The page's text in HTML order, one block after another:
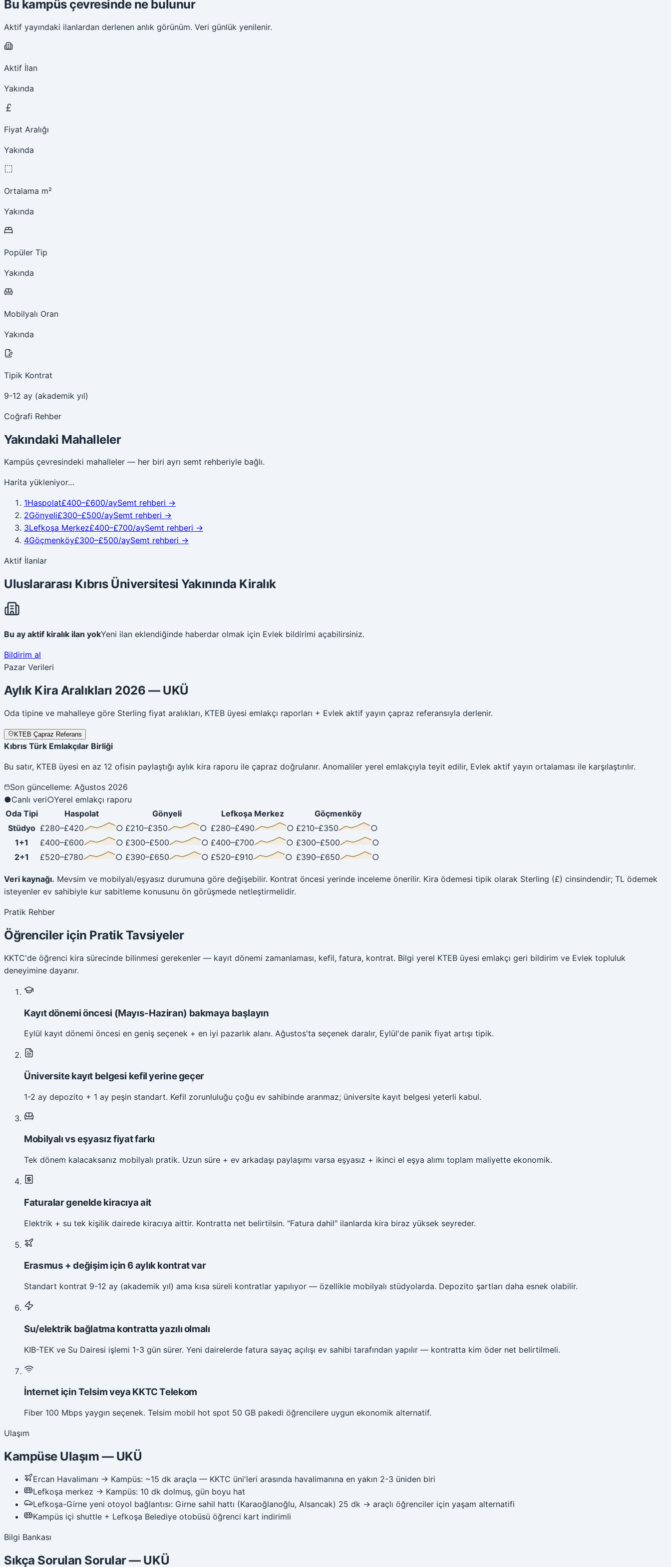
Bu kampüs çevresinde ne bulunur
Aktif yayındaki ilanlardan derlenen anlık görünüm. Veri günlük yenilenir.
Aktif İlan
Yakında
Fiyat Aralığı
Yakında
Ortalama m²
Yakında
Popüler Tip
Yakında
Mobilyalı Oran
Yakında
Tipik Kontrat
9-12 ay (akademik yıl)
Coğrafi Rehber
Yakındaki Mahalleler
Kampüs çevresindeki mahalleler — her biri ayrı semt rehberiyle bağlı.
Harita yükleniyor…
1Haspolat£400–£600/aySemt rehberi →
2Gönyeli£300–£500/aySemt rehberi →
3Lefkoşa Merkez£400–£700/aySemt rehberi →
4Göçmenköy£300–£500/aySemt rehberi →
Aktif İlanlar
Uluslararası Kıbrıs Üniversitesi Yakınında Kiralık
Bu ay aktif kiralık ilan yokYeni ilan eklendiğinde haberdar olmak için Evlek bildirimi açabilirsiniz.
Bildirim al
Pazar Verileri
Aylık Kira Aralıkları 2026 — UKÜ
Oda tipine ve mahalleye göre Sterling fiyat aralıkları, KTEB üyesi emlakçı raporları + Evlek aktif yayın çapraz referansıyla derlenir.
KTEB Çapraz Referans
Kıbrıs Türk Emlakçılar Birliği
Bu satır, KTEB üyesi en az 12 ofisin paylaştığı aylık kira raporu ile çapraz doğrulanır. Anomaliler yerel emlakçıyla teyit edilir, Evlek aktif yayın ortalaması ile karşılaştırılır.
Son güncelleme: Ağustos 2026
●Canlı veri○Yerel emlakçı raporu
Oda Tipi
Haspolat Gönyeli Lefkoşa Merkez
Göçmenköy
Stüdyo £280–£420 ○ £210–£350 ○ £280–£490 ○ £210–£350
○
1+1
£400–£600 ○ £300–£500 ○ £400–£700 ○ £300–£500
○
2+1
£520–£780 ○ £390–£650 ○ £520–£910 ○ £390–£650 ○
Veri kaynağı. Mevsim ve mobilyalı/eşyasız durumuna göre değişebilir. Kontrat öncesi yerinde inceleme önerilir. Kira ödemesi tipik olarak Sterling (£) cinsindendir; TL ödemek
isteyenler ev sahibiyle kur sabitleme konusunu ön görüşmede netleştirmelidir.
Pratik Rehber
Öğrenciler için Pratik Tavsiyeler
KKTC'de öğrenci kira sürecinde bilinmesi gerekenler — kayıt dönemi zamanlaması, kefil, fatura, kontrat. Bilgi yerel KTEB üyesi emlakçı geri bildirim ve Evlek topluluk
deneyimine dayanır.
Kayıt dönemi öncesi (Mayıs-Haziran) bakmaya başlayın
Eylül kayıt dönemi öncesi en geniş seçenek + en iyi pazarlık alanı. Ağustos'ta seçenek daralır, Eylül'de panik fiyat artışı tipik.
Üniversite kayıt belgesi kefil yerine geçer
1-2 ay depozito + 1 ay peşin standart. Kefil zorunluluğu çoğu ev sahibinde aranmaz; üniversite kayıt belgesi yeterli kabul.
Mobilyalı vs eşyasız fiyat farkı
Tek dönem kalacaksanız mobilyalı pratik. Uzun süre + ev arkadaşı paylaşımı varsa eşyasız + ikinci el eşya alımı toplam maliyette ekonomik.
Faturalar genelde kiracıya ait
Elektrik + su tek kişilik dairede kiracıya aittir. Kontratta net belirtilsin. "Fatura dahil" ilanlarda kira biraz yüksek seyreder.
Erasmus + değişim için 6 aylık kontrat var
Standart kontrat 9-12 ay (akademik yıl) ama kısa süreli kontratlar yapılıyor — özellikle mobilyalı stüdyolarda. Depozito şartları daha esnek olabilir.
Su/elektrik bağlatma kontratta yazılı olmalı
KIB-TEK ve Su Dairesi işlemi 1-3 gün sürer. Yeni dairelerde fatura sayaç açılışı ev sahibi tarafından yapılır — kontratta kim öder net belirtilmeli.
İnternet için Telsim veya KKTC Telekom
Fiber 100 Mbps yaygın seçenek. Telsim mobil hot spot 50 GB pakedi öğrencilere uygun ekonomik alternatif.
Ulaşım
Kampüse Ulaşım — UKÜ
Ercan Havalimanı → Kampüs: ~15 dk araçla — KKTC üni'leri arasında havalimanına en yakın 2-3 üniden biri
Lefkoşa merkez → Kampüs: 10 dk dolmuş, gün boyu hat
Lefkoşa-Girne yeni otoyol bağlantısı: Girne sahil hattı (Karaoğlanoğlu, Alsancak) 25 dk → araçlı öğrenciler için yaşam alternatifi
Kampüs içi shuttle + Lefkoşa Belediye otobüsü öğrenci kart indirimli
Bilgi Bankası
Sıkça Sorulan Sorular— UKÜ